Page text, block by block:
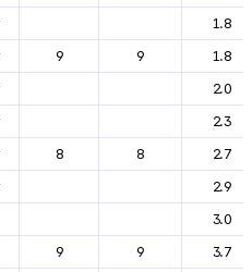
1.8
9 9
1.8
2.0
2.3
8 8
2.7
2.9
3.0
9 9
3.7